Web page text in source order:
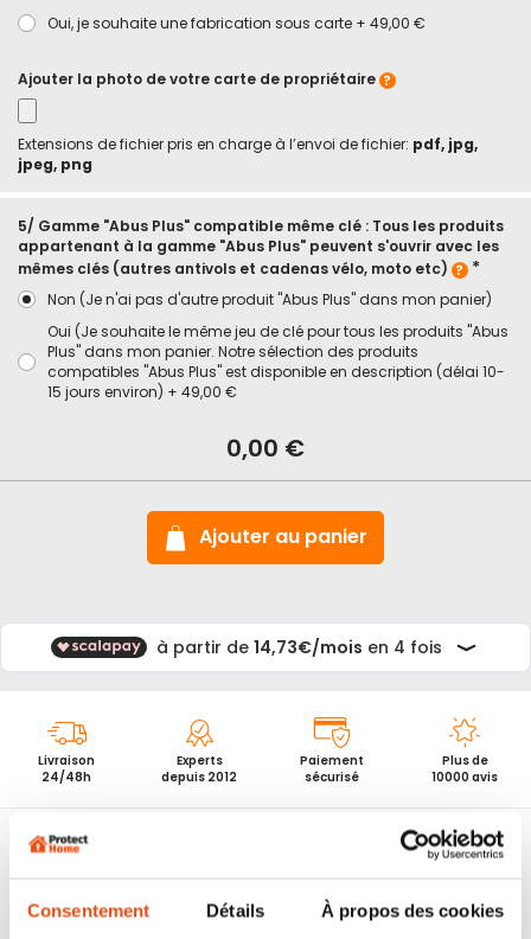
Consentement Détails À propos des cookies
Antivol U Vélo Granit 470/150HB Abus Plus
Anse parabolique enacier spécialcémenté de 12 mm
Oui, je souhaite une fabrication sous carte + 49,00 €
Ajouter la photo de votre carte de propriétaire
Extensions de fichier pris en charge à l’envoi de fichier: pdf, jpg,
jpeg, png
5/ Gamme "Abus Plus" compatible même clé : Tous les produits
appartenant à la gamme "Abus Plus" peuvent s'ouvrir avec les
mêmes clés (autres antivols et cadenas vélo, moto etc)
Non (Je n'ai pas d'autre produit "Abus Plus" dans mon panier)
Oui (Je souhaite le même jeu de clé pour tous les produits "Abus
Plus" dans mon panier. Notre sélection des produits
compatibles "Abus Plus" est disponible en description (délai 10-
15 jours environ) + 49,00 €
granit
0,00 €
Ajouter au panier
Livraison
24/48h
Experts
depuis 2012
Paiement
sécurisé
Plus de
10000 avis